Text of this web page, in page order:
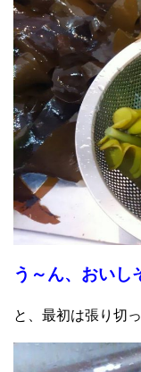
う～ん、おいし
と、最初は張り切